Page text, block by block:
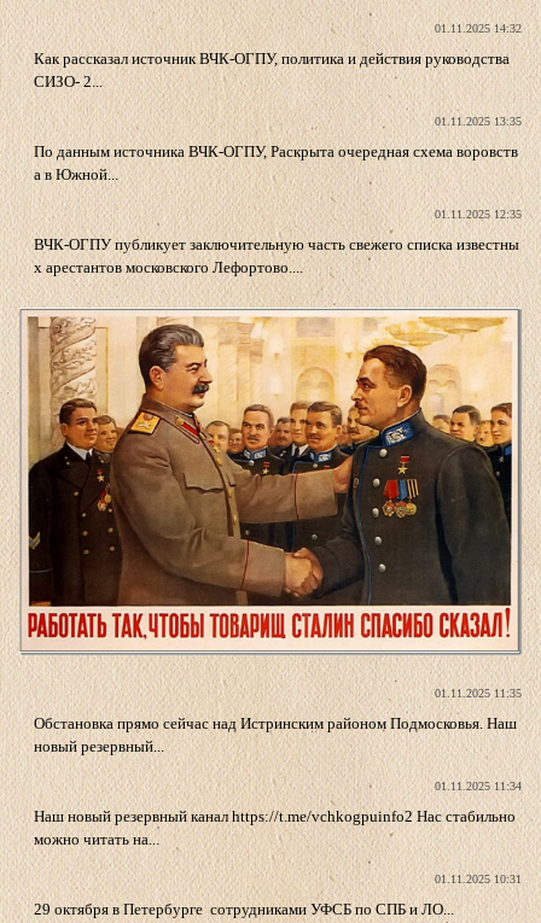
01.11.2025 14:32
Как рассказал источник ВЧК-ОГПУ, политика и действия руководства
СИЗО- 2...
01.11.2025 13:35
По данным источника ВЧК-ОГПУ, Раскрыта очередная схема воровств
а в Южной...
01.11.2025 12:35
ВЧК-ОГПУ публикует заключительную часть свежего списка известны
х арестантов московского Лефортово....
01.11.2025 11:35
Обстановка прямо сейчас над Истринским районом Подмосковья. Наш
новый резервный...
01.11.2025 11:34
Наш новый резервный канал https://t.me/vchkogpuinfo2 Нас стабильно
можно читать на...
01.11.2025 10:31
29 октября в Петербурге сотрудниками УФСБ по СПБ и ЛО...